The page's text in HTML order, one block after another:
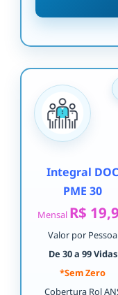
Integral DOC
PME 30
Mensal R$
Valor por Pessoa
De 30 a 99 Vidas
*Sem Zero
Cobertura Rol